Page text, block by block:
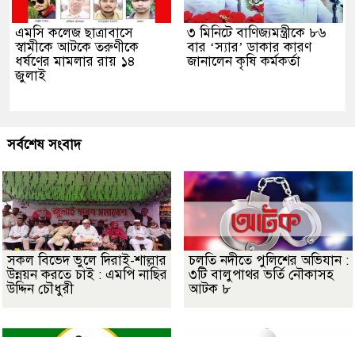
এমসি কলেজ ছাত্রাবাসে
স্বামীকে আটকে তরুণীকে
ধর্ষণের মামলার রায় ১৪
জুলাই
৩ মিনিটে বাণিজ্যমন্ত্রীকে ৮৬
বার ‘স্যার’ ডাকার কারণ
জানালেন কৃষি কর্মকর্তা
সর্বশেষ সংবাদ
সকল বিভেদ ভুলে দিরাই-শাল্লার
উন্নয়ন করতে চাই : এমপি নাছির
উদ্দিন চৌধুরী
চলতি নদীতে পুলিশের অভিযান :
৩টি বালুপাথর ভর্তি নৌকাসহ
আটক ৮